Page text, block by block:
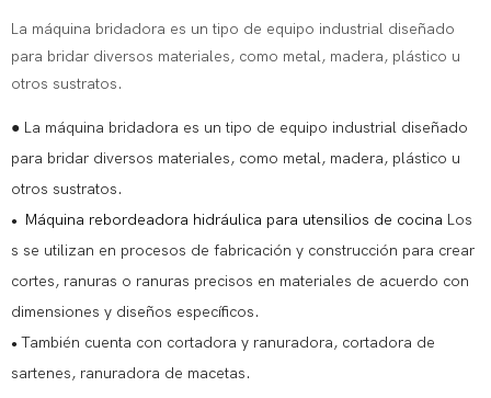
La máquina bridadora es un tipo de equipo industrial diseñado
para bridar diversos materiales, como metal, madera, plástico u
otros sustratos.
● La máquina bridadora es un tipo de equipo industrial diseñado
para bridar diversos materiales, como metal, madera, plástico u
otros sustratos.
● Máquina rebordeadora hidráulica para utensilios de cocina Los
s se utilizan en procesos de fabricación y construcción para crear
cortes, ranuras o ranuras precisos en materiales de acuerdo con
dimensiones y diseños específicos.
● También cuenta con cortadora y ranuradora, cortadora de
sartenes, ranuradora de macetas.